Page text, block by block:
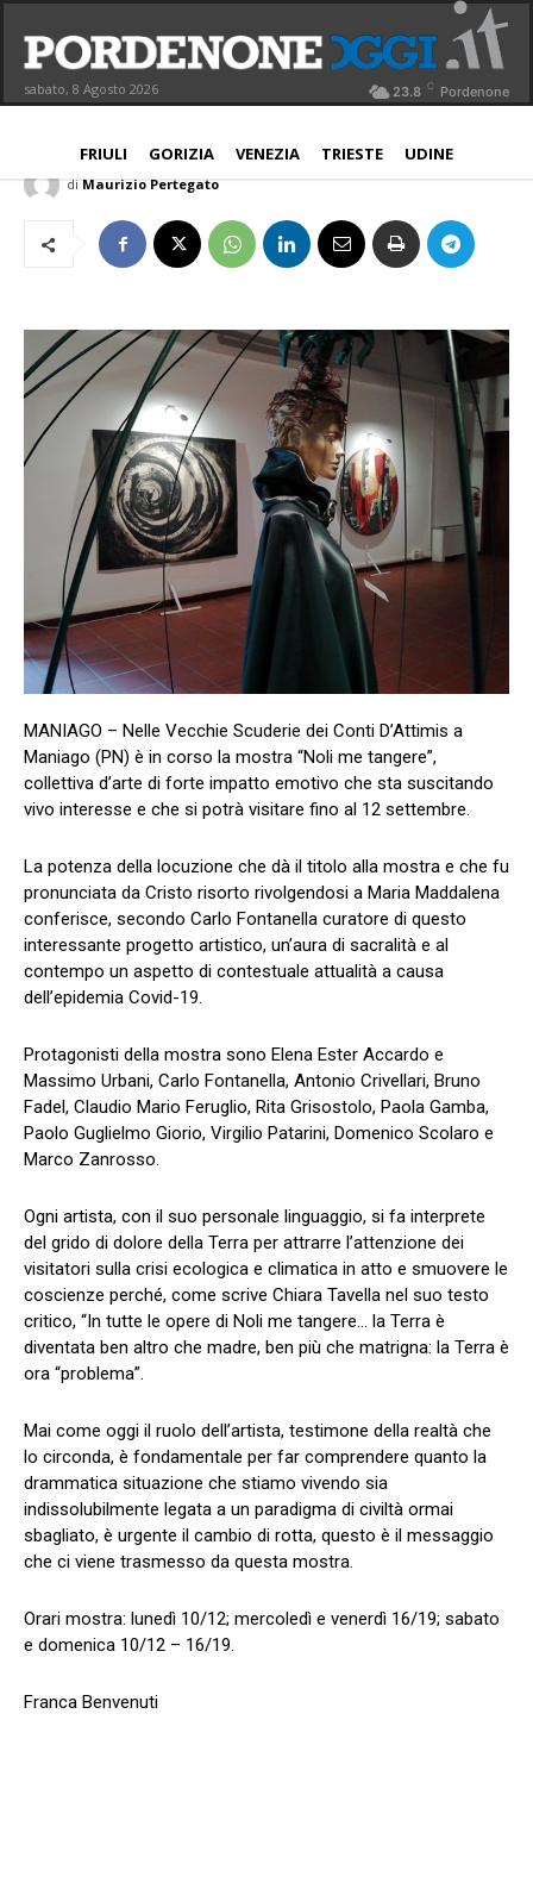
sabato, 8 Agosto 2026 23.8 C Pordenone
FRIULI GORIZIA VENEZIA TRIESTE UDINE
Maniago, successo per la collettiva
d’arte “Noli me tangere”
PROVINCIA
di Maurizio Pertegato
MANIAGO – Nelle Vecchie Scuderie dei Conti D’Attimis a
Maniago (PN) è in corso la mostra “Noli me tangere”,
collettiva d’arte di forte impatto emotivo che sta suscitando
vivo interesse e che si potrà visitare fino al 12 settembre.
La potenza della locuzione che dà il titolo alla mostra e che fu
pronunciata da Cristo risorto rivolgendosi a Maria Maddalena
conferisce, secondo Carlo Fontanella curatore di questo
interessante progetto artistico, un’aura di sacralità e al
contempo un aspetto di contestuale attualità a causa
dell’epidemia Covid-19.
Protagonisti della mostra sono Elena Ester Accardo e
Massimo Urbani, Carlo Fontanella, Antonio Crivellari, Bruno
Fadel, Claudio Mario Feruglio, Rita Grisostolo, Paola Gamba,
Paolo Guglielmo Giorio, Virgilio Patarini, Domenico Scolaro e
Marco Zanrosso.
Ogni artista, con il suo personale linguaggio, si fa interprete
del grido di dolore della Terra per attrarre l’attenzione dei
visitatori sulla crisi ecologica e climatica in atto e smuovere le
coscienze perché, come scrive Chiara Tavella nel suo testo
critico, “In tutte le opere di Noli me tangere… la Terra è
diventata ben altro che madre, ben più che matrigna: la Terra è
ora “problema”.
Mai come oggi il ruolo dell’artista, testimone della realtà che
lo circonda, è fondamentale per far comprendere quanto la
drammatica situazione che stiamo vivendo sia
indissolubilmente legata a un paradigma di civiltà ormai
sbagliato, è urgente il cambio di rotta, questo è il messaggio
che ci viene trasmesso da questa mostra.
Orari mostra: lunedì 10/12; mercoledì e venerdì 16/19; sabato
e domenica 10/12 – 16/19.
Franca Benvenuti